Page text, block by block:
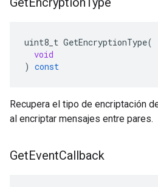
uint8_t GetEncryptionType(
void
) const
Recupera el tipo de encriptación
al encriptar mensajes entre pares.
GetEventCallback